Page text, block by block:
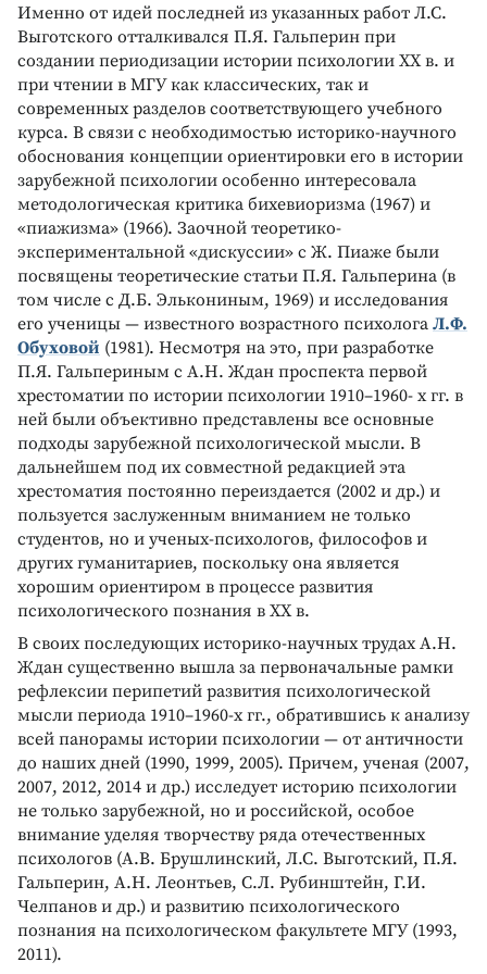
Именно от идей последней из указанных работ Л.С.
Выготского отталкивался П.Я. Гальперин при
создании периодизации истории психологии ХХ в. и
при чтении в МГУ как классических, так и
современных разделов соответствующего учебного
курса. В связи с необходимостью историко-научного
обоснования концепции ориентировки его в истории
зарубежной психологии особенно интересовала
методологическая критика бихевиоризма (1967) и
«пиажизма» (1966). Заочной теоретико-
экспериментальной «дискуссии» с Ж. Пиаже были
посвящены теоретические статьи П.Я. Гальперина (в
том числе с Д.Б. Элькониным, 1969) и исследования
его ученицы — известного возрастного психолога Л.Ф.
Обуховой (1981). Несмотря на это, при разработке
П.Я. Гальпериным с А.Н. Ждан проспекта первой
хрестоматии по истории психологии 1910–1960- х гг. в
ней были объективно представлены все основные
подходы зарубежной психологической мысли. В
дальнейшем под их совместной редакцией эта
хрестоматия постоянно переиздается (2002 и др.) и
пользуется заслуженным вниманием не только
студентов, но и ученых-психологов, философов и
других гуманитариев, поскольку она является
хорошим ориентиром в процессе развития
психологического познания в ХХ в.
В своих последующих историко-научных трудах А.Н.
Ждан существенно вышла за первоначальные рамки
рефлексии перипетий развития психологической
мысли периода 1910–1960-х гг., обратившись к анализу
всей панорамы истории психологии — от античности
до наших дней (1990, 1999, 2005). Причем, ученая (2007,
2007, 2012, 2014 и др.) исследует историю психологии
не только зарубежной, но и российской, особое
внимание уделяя творчеству ряда отечественных
психологов (А.В. Брушлинский, Л.С. Выготский, П.Я.
Гальперин, А.Н. Леонтьев, С.Л. Рубинштейн, Г.И.
Челпанов и др.) и развитию психологического
познания на психологическом факультете МГУ (1993,
2011).